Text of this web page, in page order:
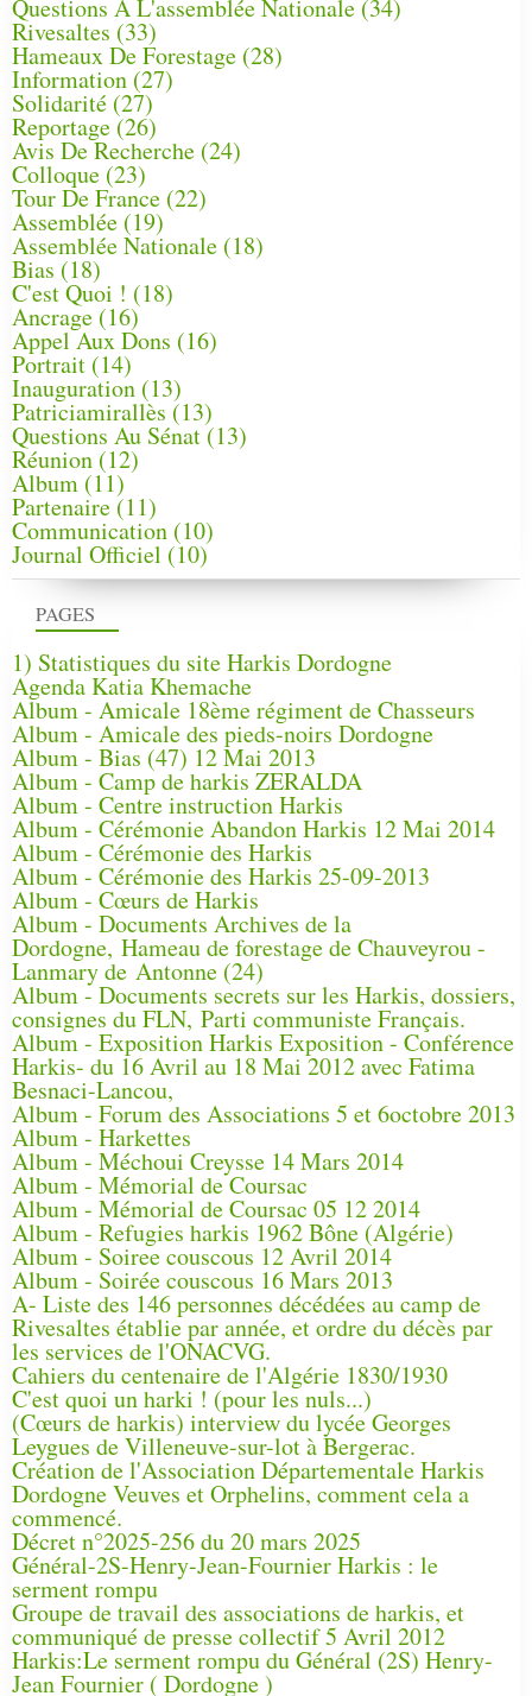
PAGES
1) Statistiques du site Harkis Dordogne
Agenda Katia Khemache
Album - Amicale 18ème régiment de Chasseurs
Album - Amicale des pieds-noirs Dordogne
Album - Bias (47) 12 Mai 2013
Album - Camp de harkis ZERALDA
Album - Centre instruction Harkis
Album - Cérémonie Abandon Harkis 12 Mai 2014
Album - Cérémonie des Harkis
Album - Cérémonie des Harkis 25-09-2013
Album - Cœurs de Harkis
Album - Documents Archives de la
Dordogne, Hameau de forestage de Chauveyrou -
Lanmary de Antonne (24)
Album - Documents secrets sur les Harkis, dossiers,
consignes du FLN, Parti communiste Français.
Album - Exposition Harkis Exposition - Conférence
Harkis- du 16 Avril au 18 Mai 2012 avec Fatima
Besnaci-Lancou,
Album - Forum des Associations 5 et 6octobre 2013
Album - Harkettes
Album - Méchoui Creysse 14 Mars 2014
Album - Mémorial de Coursac
Album - Mémorial de Coursac 05 12 2014
Album - Refugies harkis 1962 Bône (Algérie)
Album - Soiree couscous 12 Avril 2014
Album - Soirée couscous 16 Mars 2013
A- Liste des 146 personnes décédées au camp de
Rivesaltes établie par année, et ordre du décès par
les services de l'ONACVG.
Cahiers du centenaire de l'Algérie 1830/1930
C'est quoi un harki ! (pour les nuls...)
(Cœurs de harkis) interview du lycée Georges
Leygues de Villeneuve-sur-lot à Bergerac.
Création de l'Association Départementale Harkis
Dordogne Veuves et Orphelins, comment cela a
commencé.
Décret n°2025-256 du 20 mars 2025
Général-2S-Henry-Jean-Fournier Harkis : le
serment rompu
Groupe de travail des associations de harkis, et
communiqué de presse collectif 5 Avril 2012
Harkis:Le serment rompu du Général (2S) Henry-
Jean Fournier ( Dordogne )
Questions À L'assemblée Nationale (34)
Rivesaltes (33)
Hameaux De Forestage (28)
Information (27)
Solidarité (27)
Reportage (26)
Avis De Recherche (24)
Colloque (23)
Tour De France (22)
Assemblée (19)
Assemblée Nationale (18)
Bias (18)
C'est Quoi ! (18)
Ancrage (16)
Appel Aux Dons (16)
Portrait (14)
Inauguration (13)
Patriciamirallès (13)
Questions Au Sénat(13)
Réunion (12)
Album (11)
Partenaire(11)
Communication (10)
Journal Officiel (10)